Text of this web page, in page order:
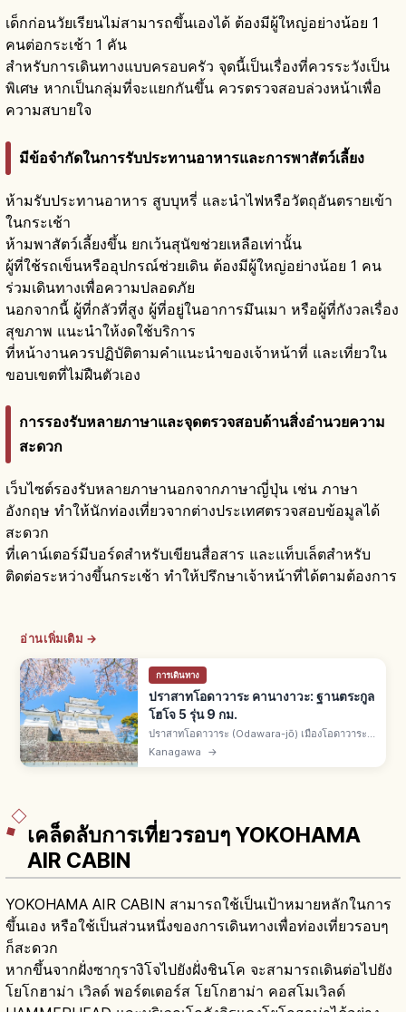
เด็กก่อนวัยเรียนไม่สามารถขึ้นเองได้ ต้องมีผู้ใหญ่อย่างน้อย 1
คนต่อกระเช้า 1 คัน
สำหรับการเดินทางแบบครอบครัว จุดนี้เป็นเรื่องที่ควรระวังเป็น
พิเศษ หากเป็นกลุ่มที่จะแยกกันขึ้น ควรตรวจสอบล่วงหน้าเพื่อ
ความสบายใจ
มีข้อจำกัดในการรับประทานอาหารและการพาสัตว์เลี้ยง
ห้ามรับประทานอาหาร สูบบุหรี่ และนำไฟหรือวัตถุอันตรายเข้า
ในกระเช้า
ห้ามพาสัตว์เลี้ยงขึ้น ยกเว้นสุนัขช่วยเหลือเท่านั้น
ผู้ที่ใช้รถเข็นหรืออุปกรณ์ช่วยเดิน ต้องมีผู้ใหญ่อย่างน้อย 1 คน
ร่วมเดินทางเพื่อความปลอดภัย
นอกจากนี้ ผู้ที่กลัวที่สูง ผู้ที่อยู่ในอาการมึนเมา หรือผู้ที่กังวลเรื่อง
สุขภาพ แนะนำให้งดใช้บริการ
ที่หน้างานควรปฏิบัติตามคำแนะนำของเจ้าหน้าที่ และเที่ยวใน
ขอบเขตที่ไม่ฝืนตัวเอง
การรองรับหลายภาษาและจุดตรวจสอบด้านสิ่งอำนวยความ
สะดวก
เว็บไซต์รองรับหลายภาษานอกจากภาษาญี่ปุ่น เช่น ภาษา
อังกฤษ ทำให้นักท่องเที่ยวจากต่างประเทศตรวจสอบข้อมูลได้
สะดวก
ที่เคาน์เตอร์มีบอร์ดสำหรับเขียนสื่อสาร และแท็บเล็ตสำหรับ
ติดต่อระหว่างขึ้นกระเช้า ทำให้ปรึกษาเจ้าหน้าที่ได้ตามต้องการ
อ่านเพิ่มเติม →
การเดินทาง
ปราสาทโอดาวาระ คานางาวะ: ฐานตระกูล
โฮโจ 5 รุ่น 9 กม.
ปราสาทโอดาวาระ (Odawara-jō) เมืองโอดาวาระ
จ.คานางาวะ ตระกูลโอมอริสร้างกลางศตวรรษ 15
โฮโจ โซอุนยึดราวปี 1500 ฐานตระกูลโฮโจ 5 รุ่น
Kanagawa →
เคล็ดลับการเที่ยวรอบๆ YOKOHAMA
AIR CABIN
YOKOHAMA AIR CABIN สามารถใช้เป็นเป้าหมายหลักในการ
ขึ้นเอง หรือใช้เป็นส่วนหนึ่งของการเดินทางเพื่อท่องเที่ยวรอบๆ
ก็สะดวก
หากขึ้นจากฝั่งซากุรางิโจไปยังฝั่งชินโค จะสามารถเดินต่อไปยัง
โยโกฮาม่า เวิลด์ พอร์ตเตอร์ส โยโกฮาม่า คอสโมเวิลด์